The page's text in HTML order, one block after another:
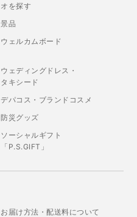
オを探す
景品
ウェルカムボード
ウェディングドレス・
タキシード
デパコス・ブランドコスメ
防災グッズ
ソーシャルギフト
「P.S.GIFT」
お届け方法・配送料について